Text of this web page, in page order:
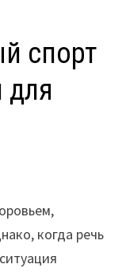
спорт
для
когда речь